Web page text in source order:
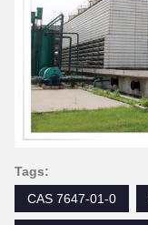
Tags:
CAS 7647-01-0